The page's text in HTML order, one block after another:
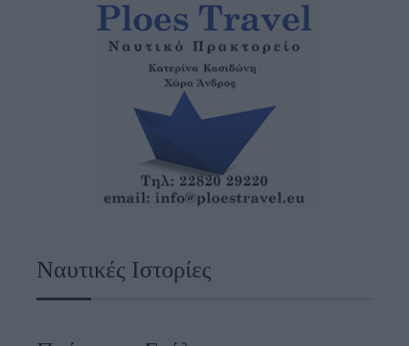
Ναυτικές Ιστορίες